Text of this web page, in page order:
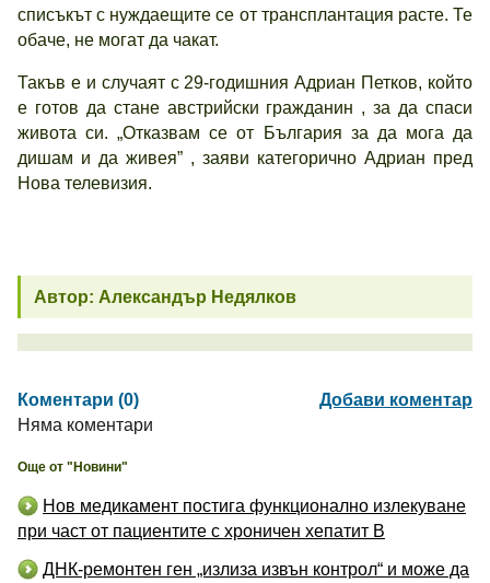
списъкът с нуждаещите се от трансплантация расте. Те
обаче, не могат да чакат.
Такъв е и случаят с 29-годишния Адриан Петков, който
е готов да стане австрийски гражданин , за да спаси
живота си. „Отказвам се от България за да мога да
дишам и да живея” , заяви категорично Адриан пред
Нова телевизия.
Автор: Александър Недялков
Коментари (0)
Добави коментар
Няма коментари
Още от "Новини"
Нов медикамент постига функционално излекуване
при част от пациентите с хроничен хепатит B
ДНК-ремонтен ген „излиза извън контрол“ и може да